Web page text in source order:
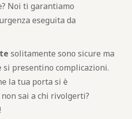
Noi ti garantiamo
eseguita da
solitamente sono sicure ma
si presentino complicazioni.
la tua porta si è
sai a chi rivolgerti?